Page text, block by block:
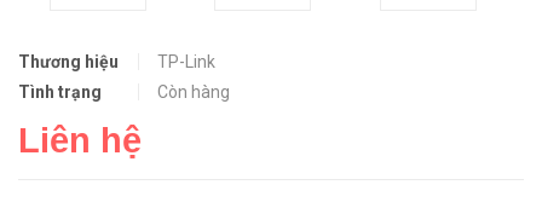
Thương hiệu
TP-Link
Tình trạng
Còn hàng
Liên hệ